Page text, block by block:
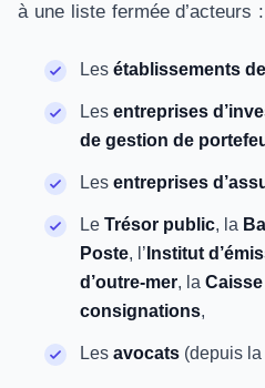
à une liste fermée d’acteurs :
Les établissements
Les entreprises
de gestion de
Les entreprises
Le Trésor public, la
Poste, l’ Institut
d’outre-mer, la
consignations,
Les avocats (depuis